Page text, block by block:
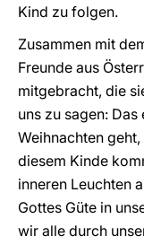
Kind zu folgen.
Zusammen mit
Freunde aus
mitgebracht, die
uns zu sagen:
Weihnachten
diesem Kinde
inneren Leuchten
Gottes Güte in
wir alle durch